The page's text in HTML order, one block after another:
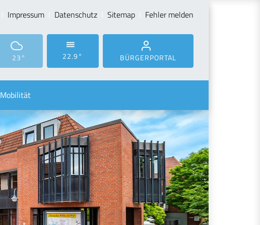
Impressum Datenschutz Sitemap Fehler melden
23° 22.9° BÜRGERPORTAL
Mobilität